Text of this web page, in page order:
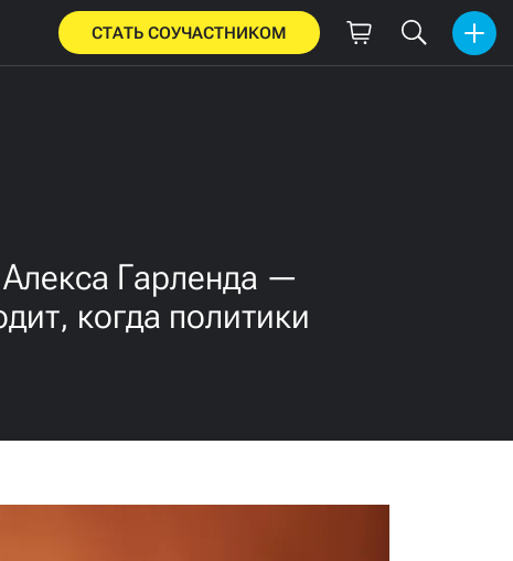
СТАТЬ СОУЧАСТНИКОМ
Гарленда —
когда политики